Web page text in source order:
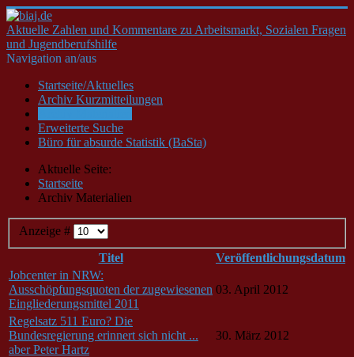
Aktuelle Zahlen und Kommentare zu Arbeitsmarkt, Sozialen Fragen
und Jugendberufshilfe
Navigation an/aus
Startseite/Aktuelles
Archiv Kurzmitteilungen
Erweiterte Suche
Büro für absurde Statistik (BaSta)
Aktuelle Seite:
Startseite
Archiv Materialien
Anzeige #
Titel
Veröffentlichungsdatum
Jobcenter in NRW:
Ausschöpfungsquoten der zugewiesenen
Eingliederungsmittel 2011
03. April 2012
Regelsatz 511 Euro? Die
Bundesregierung erinnert sich nicht ...
aber Peter Hartz
30. März 2012